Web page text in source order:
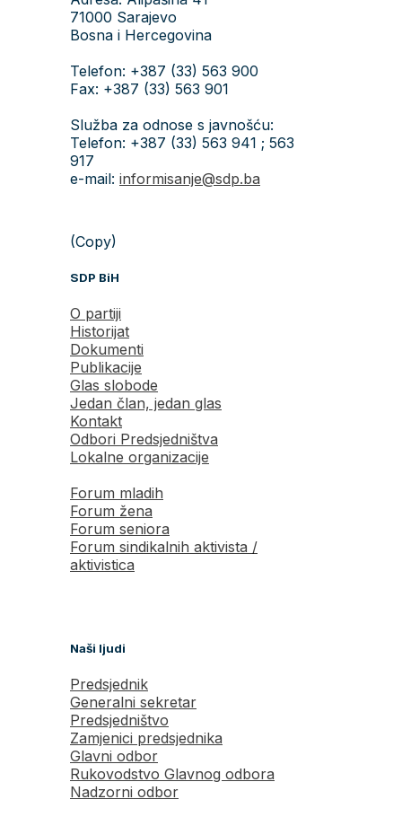
71000 Sarajevo
Bosna i Hercegovina
Telefon: +387 (33) 563 900
Fax: +387 (33) 563 901
Služba za odnose s javnošću:
Telefon: +387 (33) 563 941 ; 563
917
e-mail: informisanje@sdp.ba
(Copy)
SDP BiH
O partiji
Historijat
Dokumenti
Publikacije
Glas slobode
Jedan član, jedan glas
Kontakt
Odbori Predsjedništva
Lokalne organizacije
Forum mladih
Forum žena
Forum seniora
Forum sindikalnih aktivista /
aktivistica
Naši ljudi
Predsjednik
Generalni sekretar
Predsjedništvo
Zamjenici predsjednika
Glavni odbor
Rukovodstvo Glavnog odbora
Nadzorni odbor